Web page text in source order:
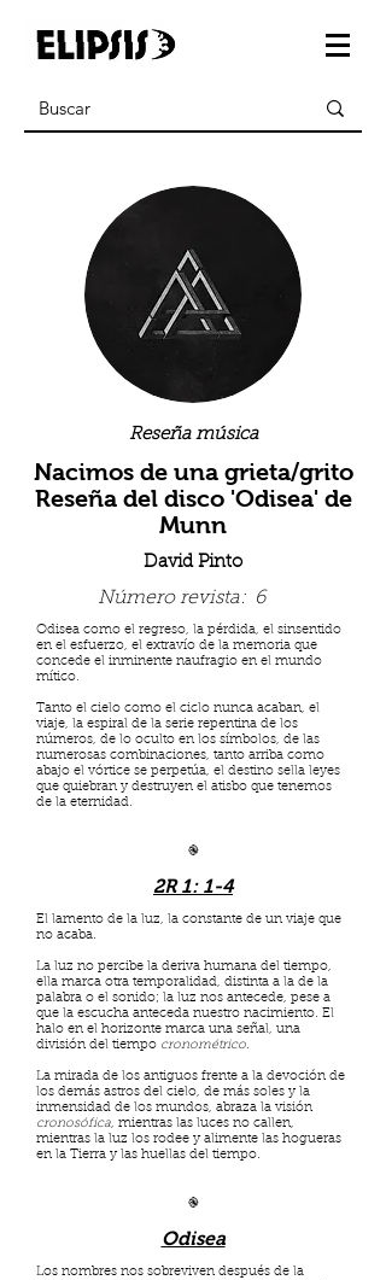
Reseña música
Nacimos de una grieta/grito
Reseña del disco 'Odisea' de
Munn
David Pinto
Número revista: 6
Odisea como el regreso, la pérdida, el sinsentido
en el esfuerzo, el extravío de la memoria que
concede el inminente naufragio en el mundo
mítico.
Tanto el cielo como el ciclo nunca acaban, el
viaje, la espiral de la serie repentina de los
números, de lo oculto en los símbolos, de las
numerosas combinaciones, tanto arriba como
abajo el vórtice se perpetúa, el destino sella leyes
que quiebran y destruyen el atisbo que tenemos
de la eternidad.
֎
2R 1: 1-4
El lamento de la luz, la constante de un viaje que
no acaba.
La luz no percibe la deriva humana del tiempo,
ella marca otra temporalidad, distinta a la de la
palabra o el sonido; la luz nos antecede, pese a
que la escucha anteceda nuestro nacimiento. El
halo en el horizonte marca una señal, una
división del tiempo cronométrico.
La mirada de los antiguos frente a la devoción de
los demás astros del cielo, de más soles y la
inmensidad de los mundos, abraza la visión
cronosófica, mientras las luces no callen,
mientras la luz los rodee y alimente las hogueras
en la Tierra y las huellas del tiempo.
֎
Odisea
Los nombres nos sobreviven después de la